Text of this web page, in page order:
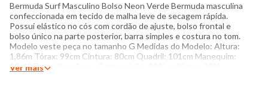
Bermuda Surf Masculino Bolso Neon Verde Bermuda masculina
confeccionada em tecido de malha leve de secagem rápida.
Possui elástico no cós com cordão de ajuste, bolso frontal e
bolso único na parte posterior, barra simples e costura no tom.
Modelo veste peça no tamanho G Medidas do Modelo: Altura:
1,86m Tórax: 99cm Cintura: 80cm Quadril: 101cm Manequim:
40/42 Especificações: - Composição: 90% poliéster, 10%
Ver mais